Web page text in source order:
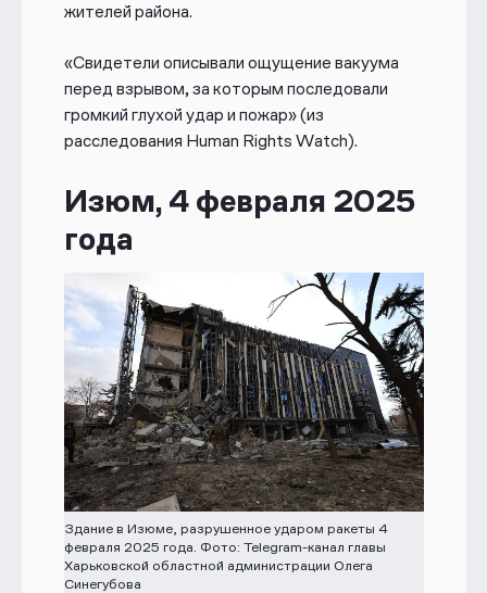
жителей района.
«Свидетели описывали ощущение вакуума
перед взрывом, за которым последовали
громкий глухой удар и пожар» (из
расследования Human Rights Watch).
Изюм, 4 февраля 2025
года
Здание в Изюме, разрушенное ударом ракеты 4
февраля 2025 года. Фото: Telegram-канал главы
Харьковской областной администрации Олега
Синегубова